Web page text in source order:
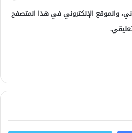
والموقع الإلكتروني في هذا المتصفح